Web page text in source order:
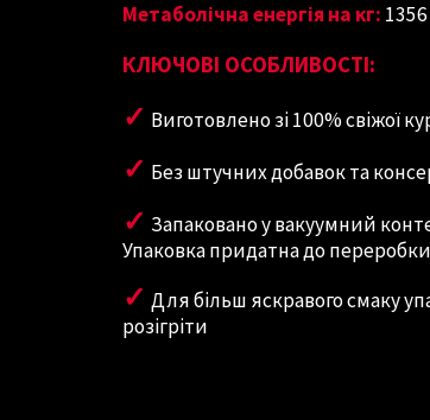
Метаболічна енергія на кг:
КЛЮЧОВІ ОСОБЛИВОСТІ:
✓ Виготовлено зі 100% cвіжої
✓ Без штучних добавок та
✓ Запаковано у вакуумний
Упаковка придатна до
✓ Для більш яскравого смаку
розігріти